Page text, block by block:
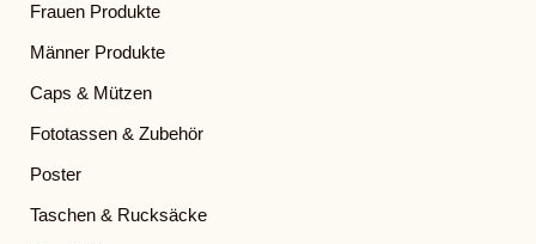
Frauen Produkte
Männer Produkte
Caps & Mützen
Fototassen & Zubehör
Poster
Taschen & Rucksäcke